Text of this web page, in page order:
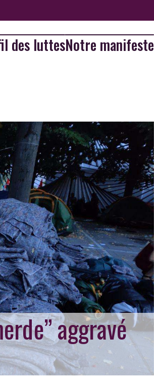
des luttesNotre manifeste
aggravé